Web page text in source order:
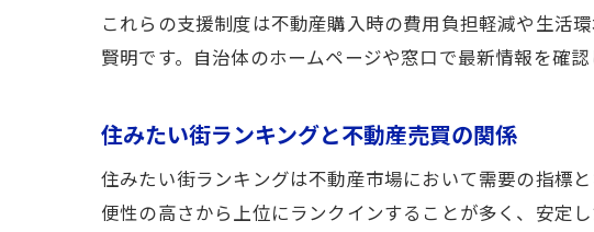
これらの支援制度は不動産購入時の費用負担軽減や生活
賢明です。自治体のホームページや窓口で最新情報を確
住みたい街ランキングと不動産売買の関係
住みたい街ランキングは不動産市場において需要の指標
便性の高さから上位にランクインすることが多く、安定